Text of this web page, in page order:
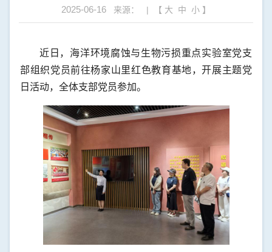
2025-06-16 来源： | 【 大 中 小 】
近日，海洋环境腐蚀与生物污损重点实验室党支
部组织党员前往杨家山里红色教育基地，开展主题党
日活动， 全体支部党员参加。